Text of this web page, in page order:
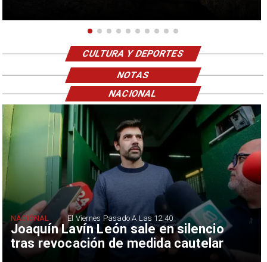
CULTURA Y DEPORTES
NOTAS
Joaquín Lavín León sale en silencio
tras revocación de medida cautelar
NACIONAL El Viernes Pasado A Las 12:40
NACIONAL